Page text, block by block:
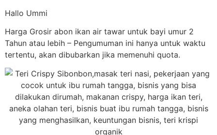
Hallo Ummi
Harga Grosir abon ikan air tawar untuk bayi umur 2
Tahun atau lebih – Pengumuman ini hanya untuk waktu
tertentu, akan dibubarkan jika memenuhi quota.